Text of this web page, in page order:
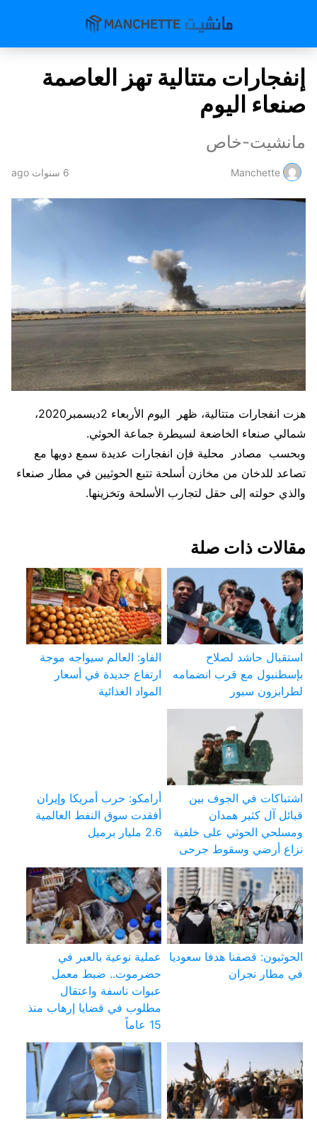
إنفجارات متتالية تهز العاصمة
صنعاء اليوم
مانشيت-خاص
Manchette 6 سنوات ago
هزت انفجارات متتالية، ظهر اليوم الأربعاء 2ديسمبر2020،
شمالي صنعاء الخاضعة لسيطرة جماعة الحوثي.
وبحسب مصادر محلية فإن انفجارات عديدة سمع دويها مع
تصاعد للدخان من مخازن أسلحة تتبع الحوثيين في مطار صنعاء
والذي حولته إلى حقل لتجارب الأسلحة وتخزينها.
مقالات ذات صلة
استقبال حاشد لصلاح
بإسطنبول مع قرب انضمامه
لطرابزون سبور
الفاو: العالم سيواجه موجة
ارتفاع جديدة في أسعار
المواد الغذائية
اشتباكات في الجوف بين
قبائل آل كثير همدان
ومسلحي الحوثي على خلفية
نزاع أرضي وسقوط جرحى
أرامكو: حرب أمريكا وإيران
أفقدت سوق النفط العالمية
2.6 مليار برميل
الحوثيون: قصفنا هدفا سعوديا
في مطار نجران
عملية نوعية بالعبر في
حضرموت.. ضبط معمل
عبوات ناسفة واعتقال
مطلوب في قضايا إرهاب منذ
15 عاماً